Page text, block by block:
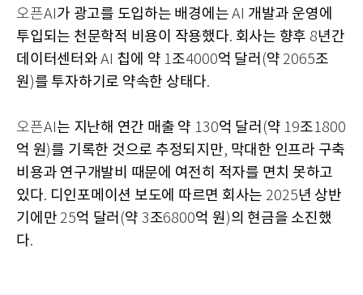
오픈AI가 광고를 도입하는 배경에는 AI 개발과 운영에
투입되는 천문학적 비용이 작용했다. 회사는 향후 8년간
데이터센터와AI 칩에 약 1조4000억 달러 (약 2065조
원 )를 투자하기로 약속한 상태다.
오픈AI는 지난해 연간 매출 약 130억 달러 (약 19조1800
억 원)를 기록한 것으로 추정되지만, 막대한 인프라 구축
비용과 연구개발비 때문에 여전히 적자를 면치 못하고
있다. 디인포메이션 보도에 따르면 회사는 2025년 상반
기에만 25억 달러 (약 3조6800억 원 )의 현금을 소진했
다.